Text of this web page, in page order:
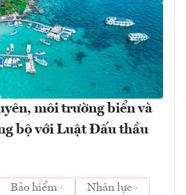
môi trường biển và
bộ với Luật Đấu thầu
Bảo hiểm
Nhân lực